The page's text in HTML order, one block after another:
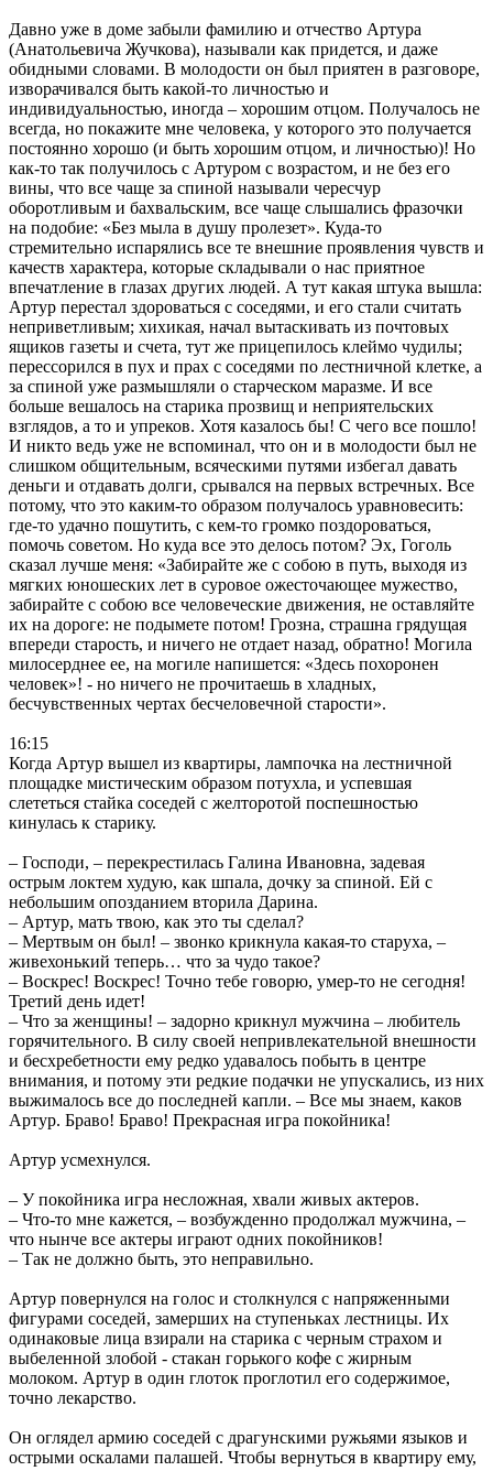
Давно уже в доме забыли фамилию и отчество Артура
(Анатольевича Жучкова), называли как придется, и даже
обидными словами. В молодости он был приятен в разговоре,
изворачивался быть какой-то личностью и
индивидуальностью, иногда – хорошим отцом. Получалось не
всегда, но покажите мне человека, у которого это получается
постоянно хорошо (и быть хорошим отцом, и личностью)! Но
как-то так получилось с Артуром с возрастом, и не без его
вины, что все чаще за спиной называли чересчур
оборотливым и бахвальским, все чаще слышались фразочки
на подобие: «Без мыла в душу пролезет». Куда-то
стремительно испарялись все те внешние проявления чувств и
качеств характера, которые складывали о нас приятное
впечатление в глазах других людей. А тут какая штука вышла:
Артур перестал здороваться с соседями, и его стали считать
неприветливым; хихикая, начал вытаскивать из почтовых
ящиков газеты и счета, тут же прицепилось клеймо чудилы;
перессорился в пух и прах с соседями по лестничной клетке, а
за спиной уже размышляли о старческом маразме. И все
больше вешалось на старика прозвищ и неприятельских
взглядов, а то и упреков. Хотя казалось бы! С чего все пошло!
И никто ведь уже не вспоминал, что он и в молодости был не
слишком общительным, всяческими путями избегал давать
деньги и отдавать долги, срывался на первых встречных. Все
потому, что это каким-то образом получалось уравновесить:
где-то удачно пошутить, с кем-то громко поздороваться,
помочь советом. Но куда все это делось потом? Эх, Гоголь
сказал лучше меня: «Забирайте же с собою в путь, выходя из
мягких юношеских лет в суровое ожесточающее мужество,
забирайте с собою все человеческие движения, не оставляйте
их на дороге: не подымете потом! Грозна, страшна грядущая
впереди старость, и ничего не отдает назад, обратно! Могила
милосерднее ее, на могиле напишется: «Здесь похоронен
человек»! - но ничего не прочитаешь в хладных,
бесчувственных чертах бесчеловечной старости».
16:15
Когда Артур вышел из квартиры, лампочка на лестничной
площадке мистическим образом потухла, и успевшая
слететься стайка соседей с желторотой поспешностью
кинулась к старику.
– Господи, – перекрестилась Галина Ивановна, задевая
острым локтем худую, как шпала, дочку за спиной. Ей с
небольшим опозданием вторила Дарина.
– Артур, мать твою, как это ты сделал?
– Мертвым он был! – звонко крикнула какая-то старуха, –
живехонький теперь… что за чудо такое?
– Воскрес! Воскрес! Точно тебе говорю, умер-то не сегодня!
Третий день идет!
– Что за женщины! – задорно крикнул мужчина – любитель
горячительного. В силу своей непривлекательной внешности
и бесхребетности ему редко удавалось побыть в центре
внимания, и потому эти редкие подачки не упускались, из них
выжималось все до последней капли. – Все мы знаем, каков
Артур. Браво! Браво! Прекрасная игра покойника!
Артур усмехнулся.
– У покойника игра несложная, хвали живых актеров.
– Что-то мне кажется, – возбужденно продолжал мужчина, –
что нынче все актеры играют одних покойников!
– Так не должно быть, это неправильно.
Артур повернулся на голос и столкнулся с напряженными
фигурами соседей, замерших на ступеньках лестницы. Их
одинаковые лица взирали на старика с черным страхом и
выбеленной злобой - стакан горького кофе с жирным
молоком. Артур в один глоток проглотил его содержимое,
точно лекарство.
Он оглядел армию соседей с драгунскими ружьями языков и
острыми оскалами палашей. Чтобы вернуться в квартиру ему,